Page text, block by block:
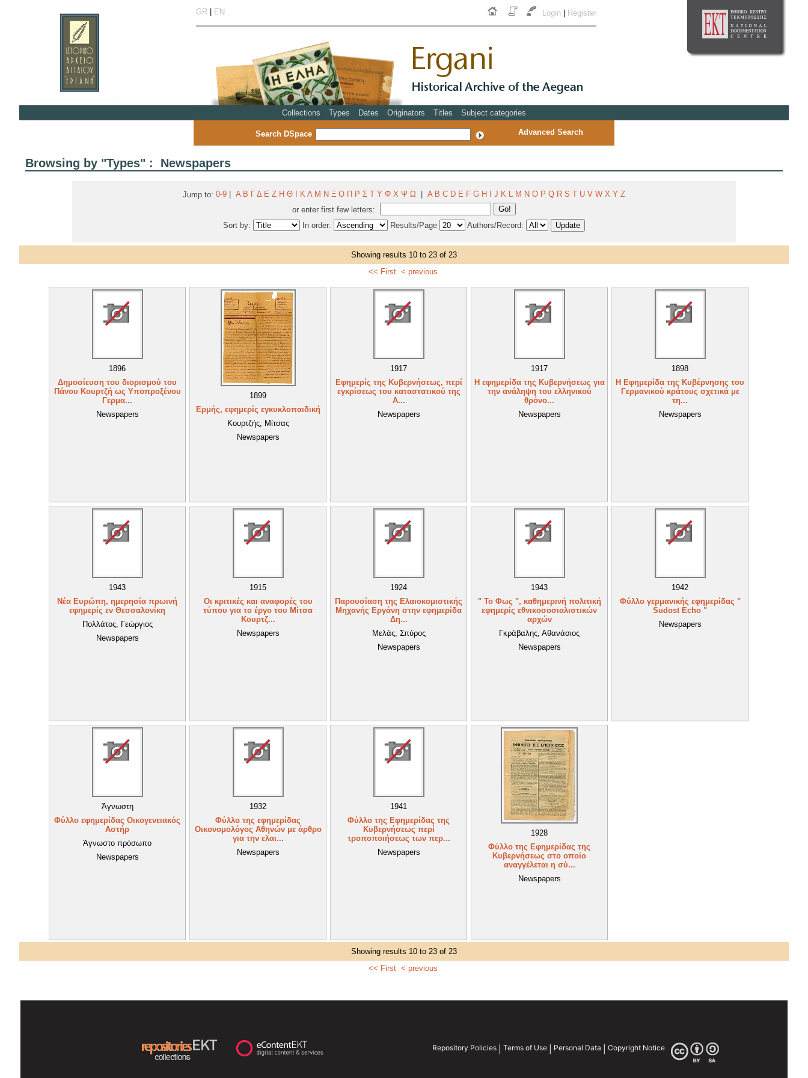
GR| EN Login Register
Collections Types Dates Originators Titles Subject categories
Search DSpace Advanced Search
Browsing by "Types" : Newspapers
Jump to: 0-9 Α Β Γ Δ Ε Ζ Η Θ Κ Λ Μ Ν Ξ Ο Π Ρ Σ Τ Υ Φ Χ Ψ Ω A B C D E F G H J K L M N O P Q R S T U V W X Y Z
or enter first few letters:
Sort by:
In order: Results/Page Authors/Record:
Showing results 10 to 23 of 23
<< First < previous
1896
Δημοσίευση του διορισμού του
Πάνου Κουρτζή ως Υποπροξένου
Γερμα...
Newspapers
1899
Ερμής, εφημερίς εγκυκλοπαιδική
Κουρτζής, Μίτσας
Newspapers
1917
Εφημερίς της Κυβερνήσεως, περί
εγκρίσεως του καταστατικού της
Α...
Newspapers
1917
Η εφημερίδα της Κυβερνήσεως για
την ανάληψη του ελληνικού
θρόνο...
Newspapers
1898
Η Εφημερίδα της Κυβέρνησης του
Γερμανικού κράτους σχετικά με
τη...
Newspapers
1943
Νέα Ευρώπη, ημερησία πρωινή
εφημερίς εν Θεσσαλονίκη
Πολλάτος, Γεώργιος
Newspapers
1915
Οι κριτικές και αναφορές του
τύπου για το έργο του Μίτσα
Κουρτζ...
Newspapers
1924
Παρουσίαση της Ελαιοκομιστικής
Μηχανής Εργάνη στην εφημερίδα
Δη...
Μελάς, Σπύρος
Newspapers
1943
" Το Φως ", καθημερινή πολιτική
εφημερίς εθνικοσοσιαλιστικών
αρχών
Γκράβαλης, Αθανάσιος
Newspapers
1942
Φύλλο γερμανικής εφημερίδας "
Sudost Echo "
Newspapers
Άγνωστη
Φύλλο εφημερίδας Οικογενειακός
Αστήρ
Άγνωστο πρόσωπο
Newspapers
1932
Φύλλο της εφημερίδας
Οικονομολόγος Αθηνών με άρθρο
για την ελαι...
Newspapers
1941
Φύλλο της Εφημερίδας της
Κυβερνήσεως περί
τροποποιήσεως των περ...
Newspapers
1928
Φύλλο της Εφημερίδας της
Κυβερνήσεως στο οποίο
αναγγέλεται η σύ...
Newspapers
Showing results 10 to 23 of 23
<< First < previous